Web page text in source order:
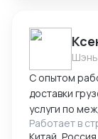
С опытом
доставки
услуги по
экспертиза
Работает в